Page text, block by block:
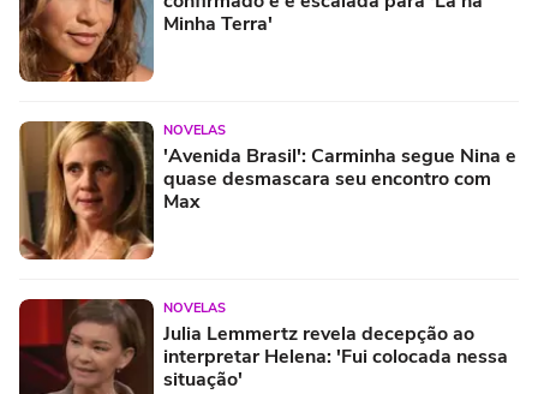
Minha Terra'
NOVELAS
'Avenida Brasil': Carminha segue Nina e
quase desmascara seu encontro com
Max
NOVELAS
Julia Lemmertz revela decepção ao
interpretar Helena: 'Fui colocada nessa
situação'